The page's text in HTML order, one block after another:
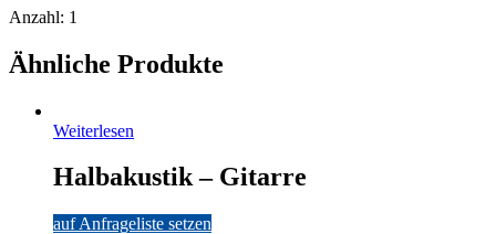
Anzahl: 1
Ähnliche Produkte
Weiterlesen
Halbakustik – Gitarre
auf Anfrageliste setzen